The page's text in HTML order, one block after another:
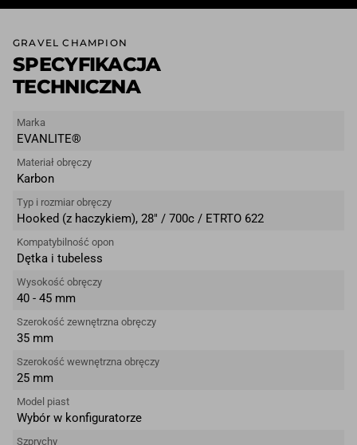
GRAVEL CHAMPION
SPECYFIKACJA
TECHNICZNA
Marka
EVANLITE®
Materiał obręczy
Karbon
Typ i rozmiar obręczy
Hooked (z haczykiem), 28″ / 700c / ETRTO 622
Kompatybilność opon
Dętka i tubeless
Wysokość obręczy
40 - 45 mm
Szerokość zewnętrzna obręczy
35 mm
Szerokość wewnętrzna obręczy
25 mm
Model piast
Wybór w konfiguratorze
Szprychy